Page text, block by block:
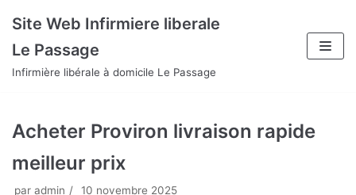
Aller
contenu
Site Web Infirmiere liberale
Le Passage
Infirmière libérale à domicile Le Passage
Acheter Proviron livraison rapide
meilleur prix
par admin 10 novembre 2025